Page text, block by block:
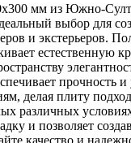
мм из Южно-
выбор для
и экстерьеров.
естественную
прочность и
делая плиту
различных
и позволяет
качество и